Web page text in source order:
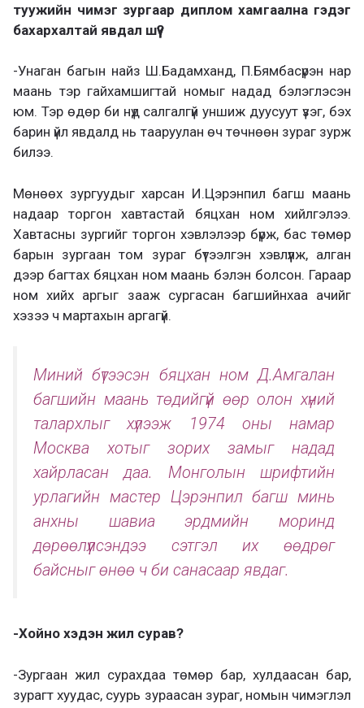
туужийн чимэг зургаар диплом хамгаална гэдэг
бахархалтай явдал шүү?
-Унаган багын найз Ш.Бадамханд, П.Бямбасүрэн нар
маань тэр гайхамшигтай номыг надад бэлэглэсэн
юм. Тэр өдөр би нүд салгалгүй уншиж дуусуут үзэг, бэх
барин үйл явдалд нь тааруулан өч төчнөөн зураг зурж
билээ.
Мөнөөх зургуудыг харсан И.Цэрэнпил багш маань
надаар торгон хавтастай бяцхан ном хийлгэлээ.
Хавтасны зургийг торгон хэвлэлээр бүрж, бас төмөр
барын зургаан том зураг бүтээлгэн хэвлүүлж, алган
дээр багтах бяцхан ном маань бэлэн болсон. Гараар
ном хийх аргыг зааж сургасан багшийнхаа ачийг
хэзээ ч мартахын аргагүй.
Миний бүтээсэн бяцхан ном Д.Амгалан
багшийн маань төдийгүй өөр олон хүний
талархлыг хүлээж 1974 оны намар
Москва хотыг зорих замыг надад
хайрласан даа. Монголын шрифтийн
урлагийн мастер Цэрэнпил багш минь
анхны шавиа эрдмийн моринд
дөрөөлүүлсэндээ сэтгэл их өөдрөг
байсныг өнөө ч би санасаар явдаг.
-Хойно хэдэн жил сурав?
-Зургаан жил сурахдаа төмөр бар, хулдаасан бар,
зурагт хуудас, суурь зураасан зураг, номын чимэглэл